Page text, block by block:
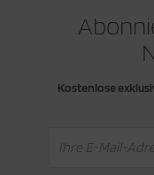
Kostenlose